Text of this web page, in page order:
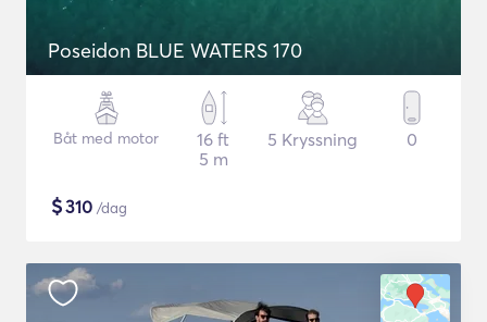
Poseidon BLUE WATERS 170
Båt med motor
16 ft
5 m
5 Kryssning 0
$310 /dag